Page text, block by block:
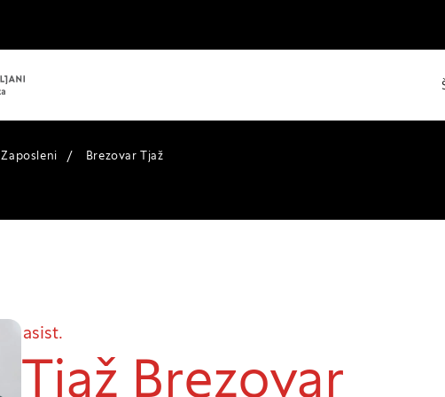
Zaposleni / Brezovar Tjaž
asist.
Tjaž Brezovar
večinoma v obliki piškotkov. Te informacije se lahko
razkrivajo neposredno vaše identitete, vendar vam lahko